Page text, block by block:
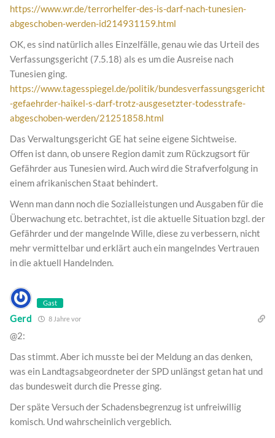
https://www.wr.de/terrorhelfer-des-is-darf-nach-tunesien-
abgeschoben-werden-id214931159.html
OK, es sind natürlich alles Einzelfälle, genau wie das Urteil des
Verfassungsgericht (7.5.18) als es um die Ausreise nach
Tunesien ging.
https://www.tagesspiegel.de/politik/bundesverfassungsgericht
-gefaehrder-haikel-s-darf-trotz-ausgesetzter-todesstrafe-
abgeschoben-werden/21251858.html
Das Verwaltungsgericht GE hat seine eigene Sichtweise.
Offen ist dann, ob unsere Region damit zum Rückzugsort für
Gefährder aus Tunesien wird. Auch wird die Strafverfolgung in
einem afrikanischen Staat behindert.
Wenn man dann noch die Sozialleistungen und Ausgaben für die
Überwachung etc. betrachtet, ist die aktuelle Situation bzgl. der
Gefährder und der mangelnde Wille, diese zu verbessern, nicht
mehr vermittelbar und erklärt auch ein mangelndes Vertrauen
in die aktuell Handelnden.
Gast
Gerd 8 Jahre vor
@2:
Das stimmt. Aber ich musste bei der Meldung an das denken,
was ein Landtagsabgeordneter der SPD unlängst getan hat und
das bundesweit durch die Presse ging.
Der späte Versuch der Schadensbegrenzug ist unfreiwillig
komisch. Und wahrscheinlich vergeblich.